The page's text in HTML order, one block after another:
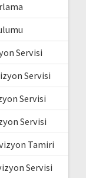
Servisi
Servisi
Servisi
Servisi
Tamiri
Servisi